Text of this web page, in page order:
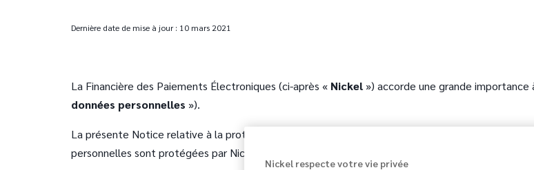
Dernière date de mise à jour : 10 mars 2021
La Financière des Paiements Électroniques (ci-après « Nickel») accorde une grande
données personnelles »).
La présente Notice relative à la protection des données personnelles fournit des informations
personnelles sont protégées par Nickel (ci-après «
Nickel respecte votre vie privée